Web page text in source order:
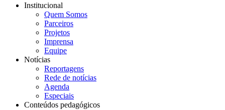
Institucional
Quem Somos
Parceiros
Projetos
Imprensa
Equipe
Notícias
Reportagens
Rede de notícias
Agenda
Especiais
Conteúdos pedagógicos